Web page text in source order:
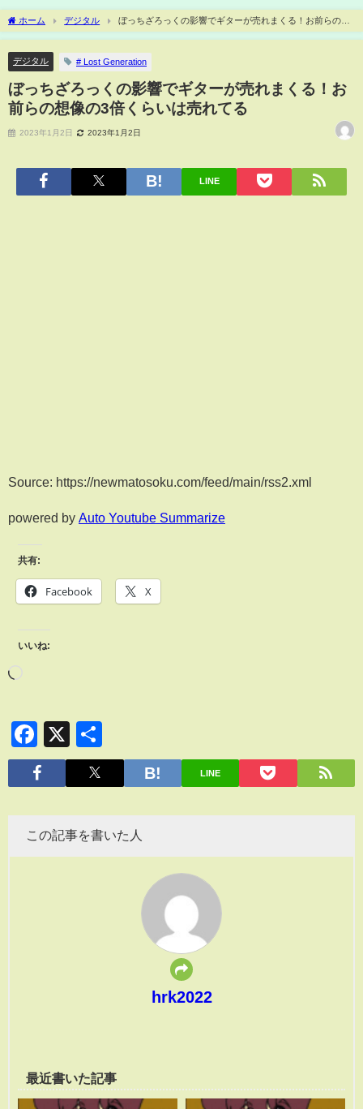
ホーム デジタル
ぼっちざろっくの影響でギターが売れまくる！お前らの想
像の3倍くらいは売れてる
デジタル # Lost Generation
ぼっちざろっくの影響でギターが売れまくる！お
前らの想像の3倍くらいは売れてる
2023年1月2日 2023年1月2日
LINE
Source: https://newmatosoku.com/feed/main/rss2.xml
powered by Auto Youtube Summarize
共有:
Facebook X
いいね:
Facebook
X
有
LINE
この記事を書いた人
hrk2022
最近書いた記事